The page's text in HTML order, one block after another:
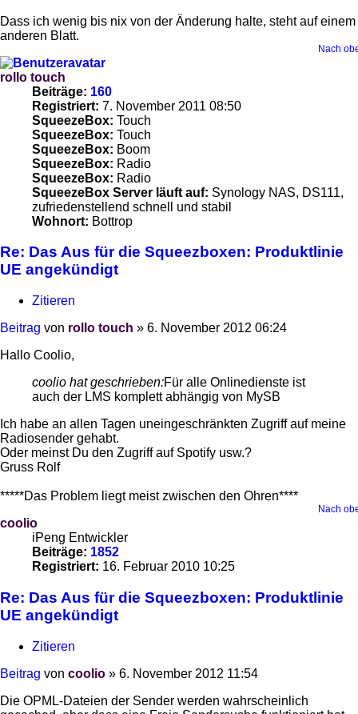
Dass ich wenig bis nix von der Änderung halte, steht auf einem
anderen Blatt.
Nach
rollo touch
Beiträge: 160
Registriert: 7. November 2011 08:50
SqueezeBox: Touch
SqueezeBox: Touch
SqueezeBox: Boom
SqueezeBox: Radio
SqueezeBox: Radio
SqueezeBox Server läuft auf: Synology NAS, DS111,
zufriedenstellend schnell und stabil
Wohnort: Bottrop
Re: Das Aus für die Squeezboxen: Produktlinie
UE angekündigt
Zitieren
Beitrag von rollo touch » 6. November 2012 06:24
Hallo Coolio,
coolio hat geschrieben:Für alle Onlinedienste ist
auch der LMS komplett abhängig von MySB
Ich habe an allen Tagen uneingeschränkten Zugriff auf meine
Radiosender gehabt.
Oder meinst Du den Zugriff auf Spotify usw.?
Gruss Rolf
*****Das Problem liegt meist zwischen den Ohren****
Nach
coolio
iPeng Entwickler
Beiträge: 1852
Registriert: 16. Februar 2010 10:25
Re: Das Aus für die Squeezboxen: Produktlinie
UE angekündigt
Zitieren
Beitrag von coolio » 6. November 2012 11:54
Die OPML-Dateien der Sender werden wahrscheinlich